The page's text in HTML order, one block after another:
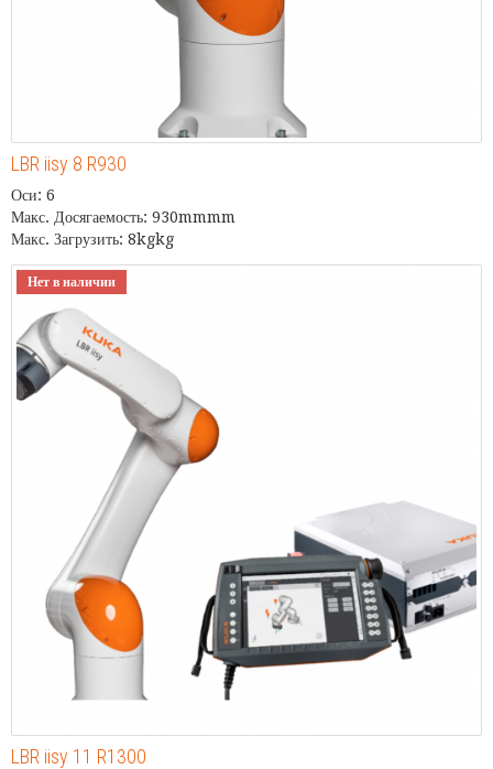
LBR iisy 8 R930
Оси: 6
Макс. Досягаемость: 930mmmm
Макс. Загрузить: 8kgkg
Нет в наличии
LBR iisy 11 R1300